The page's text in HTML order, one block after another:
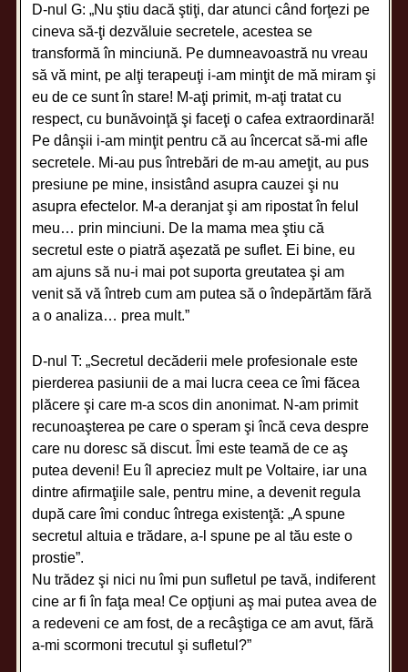
D-nul G: „Nu ştiu dacă ştiţi, dar atunci când forţezi pe
cineva să-ţi dezvăluie secretele, acestea se
transformă în minciună. Pe dumneavoastră nu vreau
să vă mint, pe alţi terapeuţi i-am minţit de mă miram şi
eu de ce sunt în stare! M-aţi primit, m-aţi tratat cu
respect, cu bunăvoinţă şi faceţi o cafea extraordinară!
Pe dânşii i-am minţit pentru că au încercat să-mi afle
secretele. Mi-au pus întrebări de m-au ameţit, au pus
presiune pe mine, insistând asupra cauzei şi nu
asupra efectelor. M-a deranjat şi am ripostat în felul
meu… prin minciuni. De la mama mea ştiu că
secretul este o piatră aşezată pe suflet. Ei bine, eu
am ajuns să nu-i mai pot suporta greutatea şi am
venit să vă întreb cum am putea să o îndepărtăm fără
a o analiza… prea mult.”
D-nul T: „Secretul decăderii mele profesionale este
pierderea pasiunii de a mai lucra ceea ce îmi făcea
plăcere şi care m-a scos din anonimat. N-am primit
recunoaşterea pe care o speram şi încă ceva despre
care nu doresc să discut. Îmi este teamă de ce aş
putea deveni! Eu îl apreciez mult pe Voltaire, iar una
dintre afirmaţiile sale, pentru mine, a devenit regula
după care îmi conduc întrega existenţă: „A spune
secretul altuia e trădare, a-l spune pe al tău este o
prostie”.
Nu trădez şi nici nu îmi pun sufletul pe tavă, indiferent
cine ar fi în faţa mea! Ce opţiuni aş mai putea avea de
a redeveni ce am fost, de a recâştiga ce am avut, fără
a-mi scormoni trecutul şi sufletul?”